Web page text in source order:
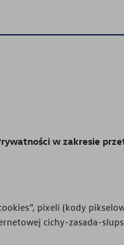
w zakresie
pixeli (kody
cichy-zasada-